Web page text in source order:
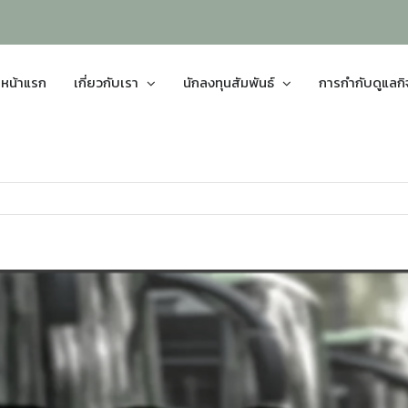
หน้าแรก เกี่ยวกับเรา นักลงทุนสัมพันธ์ การกำกับดูแลกิ